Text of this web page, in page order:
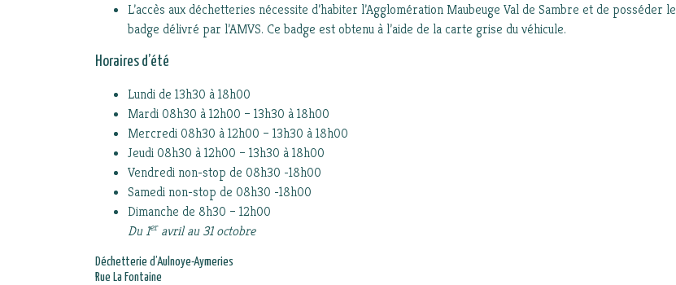
L’accès aux déchetteries nécessite d’habiter l’Agglomération Maubeuge Val de Sambre et de posséder le
badge délivré par l’AMVS. Ce badge est obtenu à l’aide de la carte grise du véhicule.
Horaires d’été
Lundi de 13h30 à 18h00
Mardi 08h30 à 12h00 – 13h30 à 18h00
Mercredi 08h30 à 12h00 – 13h30 à 18h00
Jeudi 08h30 à 12h00 – 13h30 à 18h00
Vendredi non-stop de 08h30 -18h00
Samedi non-stop de 08h30 -18h00
Dimanche de 8h30 – 12h00
Du 1eravril au 31 octobre
Déchetterie d’Aulnoye-Aymeries
Rue La Fontaine